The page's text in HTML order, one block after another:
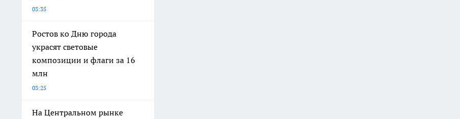
03:35
Ростов ко Дню города
украсят световые
композиции и флаги за 16
млн
03:25
На Центральном рынке